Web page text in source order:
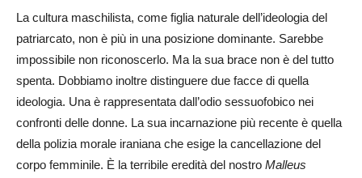
La cultura maschilista, come figlia naturale dell’ideologia del
patriarcato, non è più in una posizione dominante. Sarebbe
impossibile non riconoscerlo. Ma la sua brace non è del tutto
spenta. Dobbiamo inoltre distinguere due facce di quella
ideologia. Una è rappresentata dall’odio sessuofobico nei
confronti delle donne. La sua incarnazione più recente è quella
della polizia morale iraniana che esige la cancellazione del
corpo femminile. È la terribile eredità del nostro Malleus